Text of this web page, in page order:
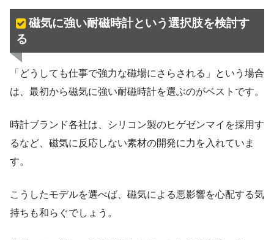
磁気に強い耐磁時計という選択肢を検討す
る
「どうしても仕事で強力な磁場にさらされる」という場合
は、最初から磁気に強い耐磁時計を選ぶのがベストです。
時計ブランド各社は、シリコン製のヒゲゼンマイを採用す
るなど、磁気に反応しない素材の開発に力を入れていま
す。
こうしたモデルを選べば、磁気による悪影響を心配する気
持ちも和らぐでしょう。